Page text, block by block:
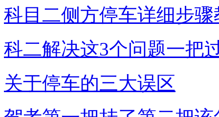
科目二侧方停车详细步骤
科二解决这3个问题一把
关于停车的三大误区